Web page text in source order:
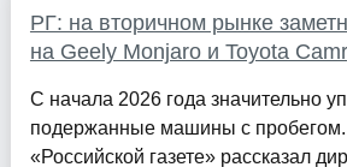
РГ: на вторичном рынке
на Geely Monjaro и Toyota
С начала 2026 года значительно
подержанные машины с
«Российской газете» рассказал